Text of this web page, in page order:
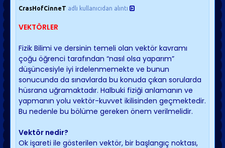
CrasHofCinneT adlı kullanıcıdan alıntı
VEKTÖRLER
Fizik Bilimi ve dersinin temeli olan vektör kavramı
çoğu öğrenci tarafından “nasıl olsa yaparım”
düşüncesiyle iyi irdelenmemekte ve bunun
sonucunda da sınavlarda bu konuda çıkan sorularda
hüsrana uğramaktadır. Halbuki fiziği anlamanın ve
yapmanın yolu vektör-kuvvet ikilisinden geçmektedir.
Bu nedenle bu bölüme gereken önem verilmelidir.
Vektör nedir?
Ok işareti ile gösterilen vektör, bir başlangıç noktası,